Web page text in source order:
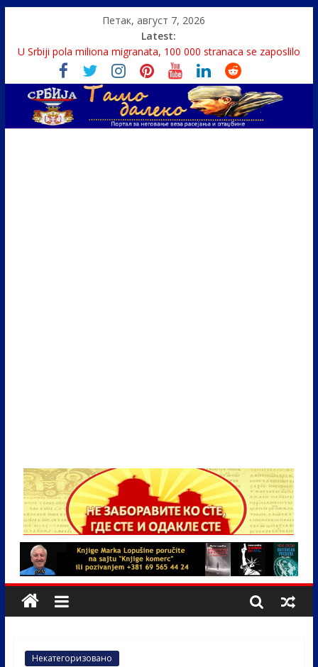
Петак, август 7, 2026
Latest:
U Srbiji pola miliona migranata, 100 000 stranaca se zaposlilo
Како је „Господар књига“ проглашен народним
непријатељем
Čije je pravo na istinu o Nikoli Tesli?
Srbin zaspao na Dunavu, reka ga odnela u Rumuniju
Politika i seks glavne teme srpskih medija
Некатегоризовано